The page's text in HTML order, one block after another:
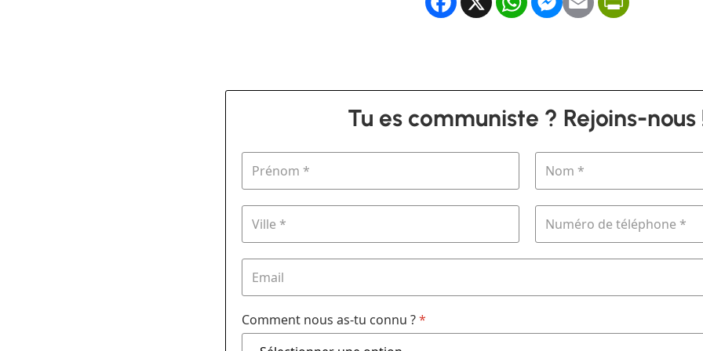
Tu es communiste ? Rejoins-nous
Comment nous as-tu connu ?*